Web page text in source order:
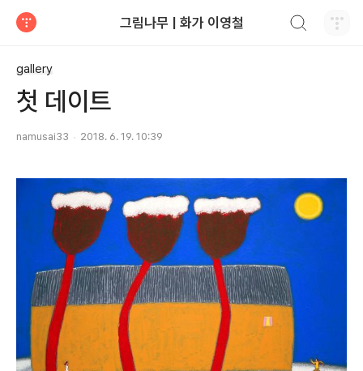
그림나무 | 화가 이영철
gallery
첫 데이트
namusai33 2018. 6. 19. 10:39